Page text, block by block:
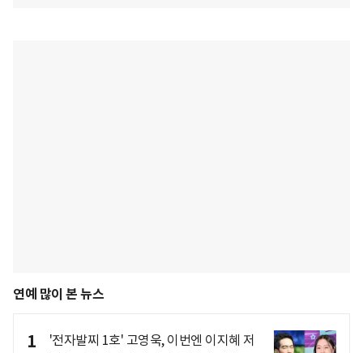
연예 많이 본 뉴스
1
'전자발찌 1호' 고영욱, 이번엔 이지혜 저